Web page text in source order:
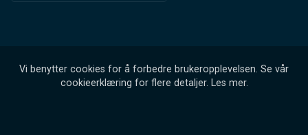
Vi benytter cookies for å forbedre brukeropplevelsen. Se vår
cookieerklæring for flere detaljer. Les mer.